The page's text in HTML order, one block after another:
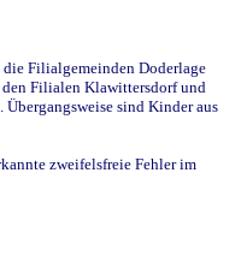
die Filialgemeinden Doderlage
den Filialen Klawittersdorf und
sind Kinder aus
zweifelsfreie Fehler im